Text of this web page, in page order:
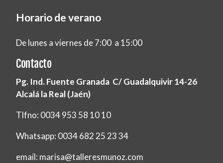
Horario de verano
De lunes a viernes de 7:00 a 15:00
Contacto
Pg. Ind. Fuente Granada C/ Guadalquivir 14-26
Alcalá la Real (Jaén)
Tlfno: 0034 953 58 10 10
Whatsapp: 0034 682 25 23 34
email: marisa@talleresmunoz.com